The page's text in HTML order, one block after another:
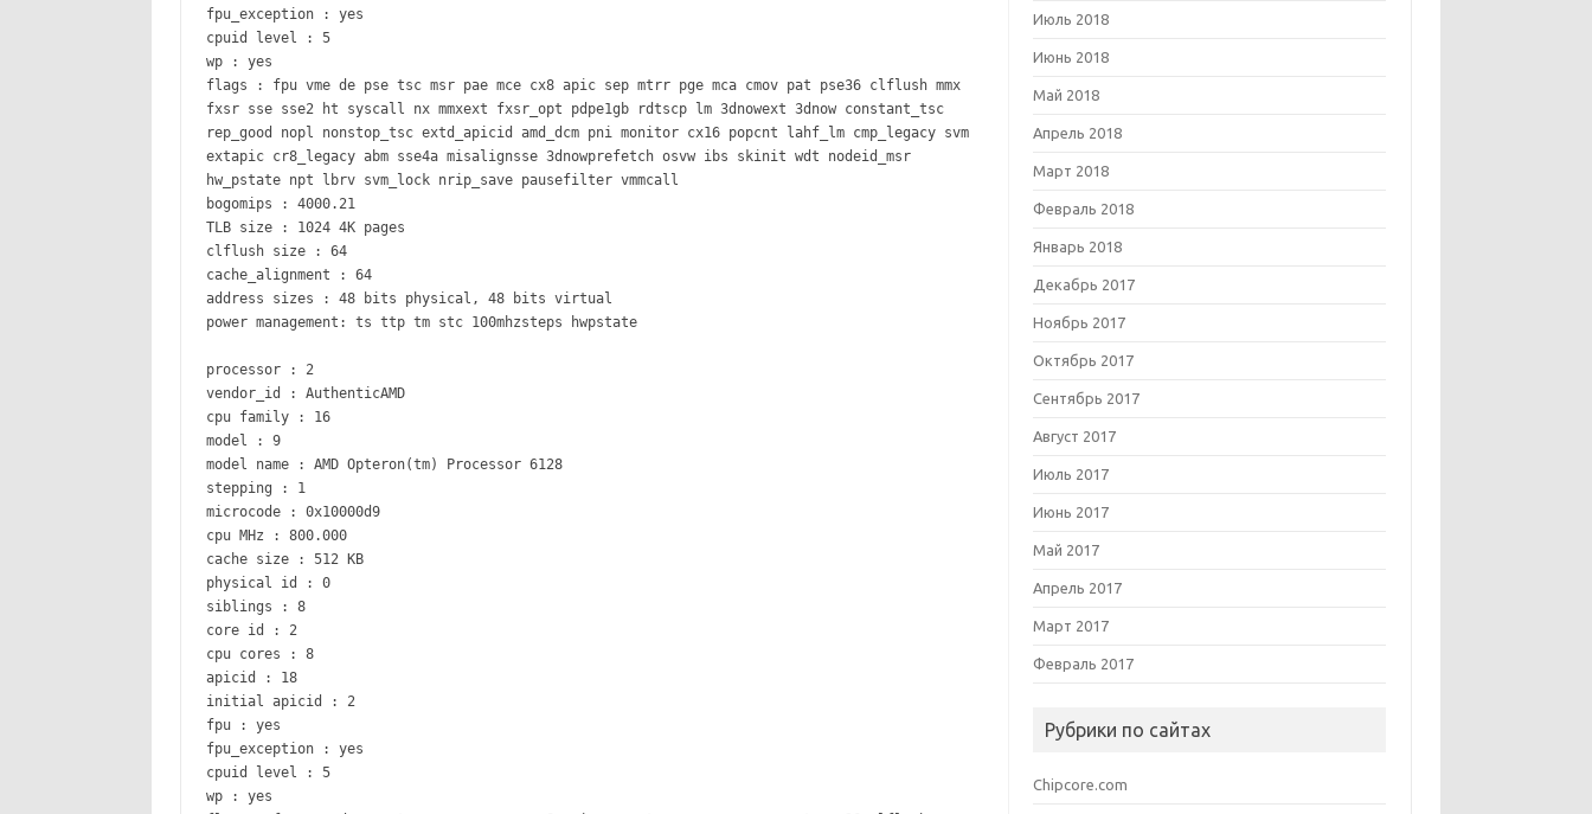
fpu_exception : yes
cpuid level : 5
wp : yes
flags : fpu vme de pse tsc msr pae mce cx8 apic sep mtrr pge mca cmov pat pse36 clflush mmx
fxsr sse sse2 ht syscall nx mmxext fxsr_opt pdpe1gb rdtscp lm 3dnowext 3dnow constant_tsc
rep_good nopl nonstop_tsc extd_apicid amd_dcm pni monitor cx16 popcnt lahf_lm cmp_legacy svm
extapic cr8_legacy abm sse4a misalignsse 3dnowprefetch osvw ibs skinit wdt nodeid_msr
hw_pstate npt lbrv svm_lock nrip_save pausefilter vmmcall
bogomips : 4000.21
TLB size : 1024 4K pages
clflush size : 64
cache_alignment : 64
address sizes : 48 bits physical, 48 bits virtual
power management: ts ttp tm stc 100mhzsteps hwpstate
processor : 2
vendor_id : AuthenticAMD
cpu family : 16
model : 9
model name : AMD Opteron(tm) Processor 6128
stepping : 1
microcode : 0x10000d9
cpu MHz : 800.000
cache size : 512 KB
physical id : 0
siblings : 8
core id : 2
cpu cores : 8
apicid : 18
initial apicid : 2
fpu : yes
fpu_exception : yes
cpuid level : 5
wp : yes
Июль 2018
Июнь 2018
Май 2018
Апрель 2018
Март 2018
Февраль 2018
Январь 2018
Декабрь 2017
Ноябрь 2017
Октябрь 2017
Сентябрь 2017
Август 2017
Июль 2017
Июнь 2017
Май 2017
Апрель 2017
Март 2017
Февраль 2017
Рубрики по сайтах
Chipcore.com